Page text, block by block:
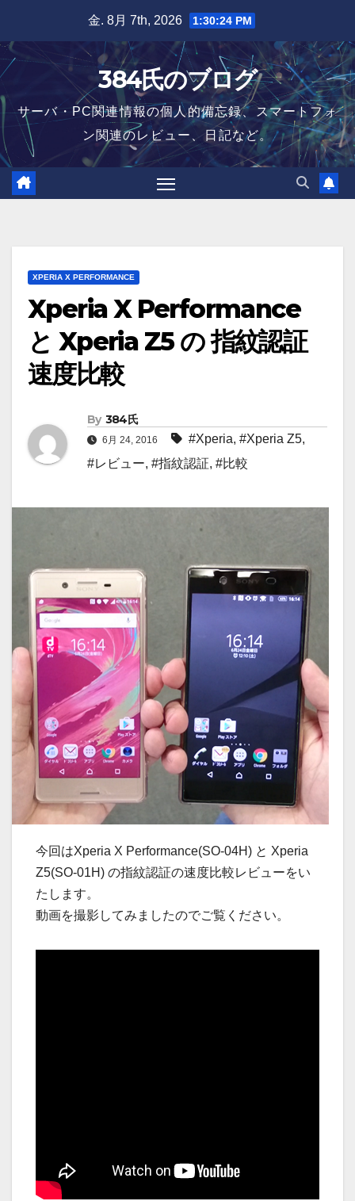
content
金. 8月 7th, 2026 1:30:25 PM
384氏のブログ
サーバ・PC関連情報の個人的備忘録、スマートフォ
ン関連のレビュー、日記など。
XPERIA X PERFORMANCE
Xperia X Performance
と Xperia Z5 の 指紋認証
速度比較
By 384氏
6月 24, 2016 #Xperia, #Xperia Z5,
#レビュー, #指紋認証, #比較
今回はXperia X Performance(SO-04H) と Xperia
Z5(SO-01H) の指紋認証の速度比較レビューをい
たします。
動画を撮影してみましたのでご覧ください。